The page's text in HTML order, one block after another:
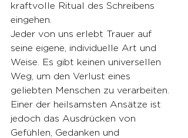
kraftvolle Ritual des Schreibens
eingehen.
Jeder von uns erlebt Trauer auf
seine eigene, individuelle Art und
Weise. Es gibt keinen universellen
Weg, um den Verlust eines
geliebten Menschen zu verarbeiten.
Einer der heilsamsten Ansätze ist
jedoch das Ausdrücken von
Gefühlen, Gedanken und